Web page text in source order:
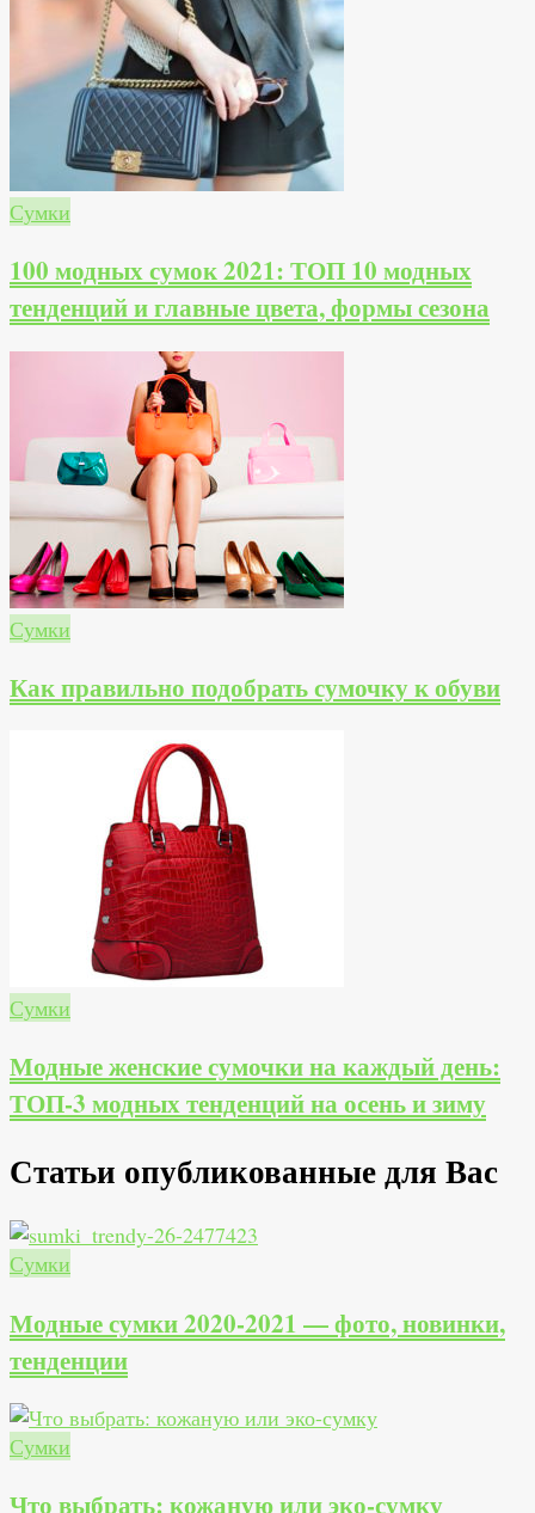
Сумки
100 модных сумок 2021: ТОП 10 модных
тенденций и главные цвета, формы сезона
Сумки
Как правильно подобрать сумочку к обуви
Сумки
Модные женские сумочки на каждый день:
ТОП-3 модных тенденций на осень и зиму
Статьи опубликованные для Вас
Сумки
Модные сумки 2020-2021 — фото, новинки,
тенденции
Сумки
Что выбрать: кожаную или эко-сумку